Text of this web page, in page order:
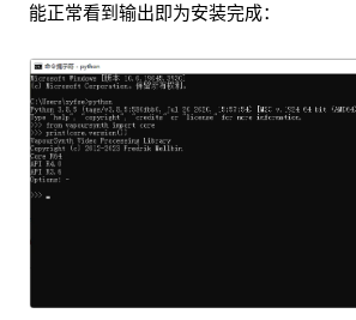
能正常看到输出即为安装完成：